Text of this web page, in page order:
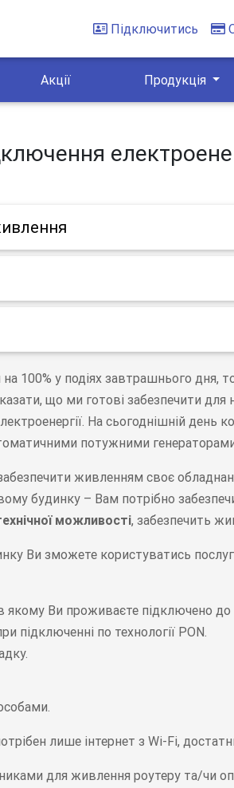
Підключитись
Акції Продукція
100% у подіях завтрашнього дня,
що ми готові забезпечити для
На сьогоднішній день
потужними
живленням своє
будинку – Вам потрібно
можливості, забезпечить
Ви зможете користуватись
Ви проживаєте підключено
підключенні по технології PON.
лише інтернет з Wi-Fi,
для живлення роутеру та/чи